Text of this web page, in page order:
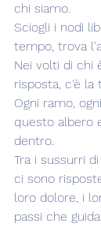
chi siamo.
Sciogli i nodi
tempo, trova
Nei volti di chi
risposta, c'è la
Ogni ramo,
questo albero
dentro.
Tra i sussurri
ci sono
loro dolore, i
passi che